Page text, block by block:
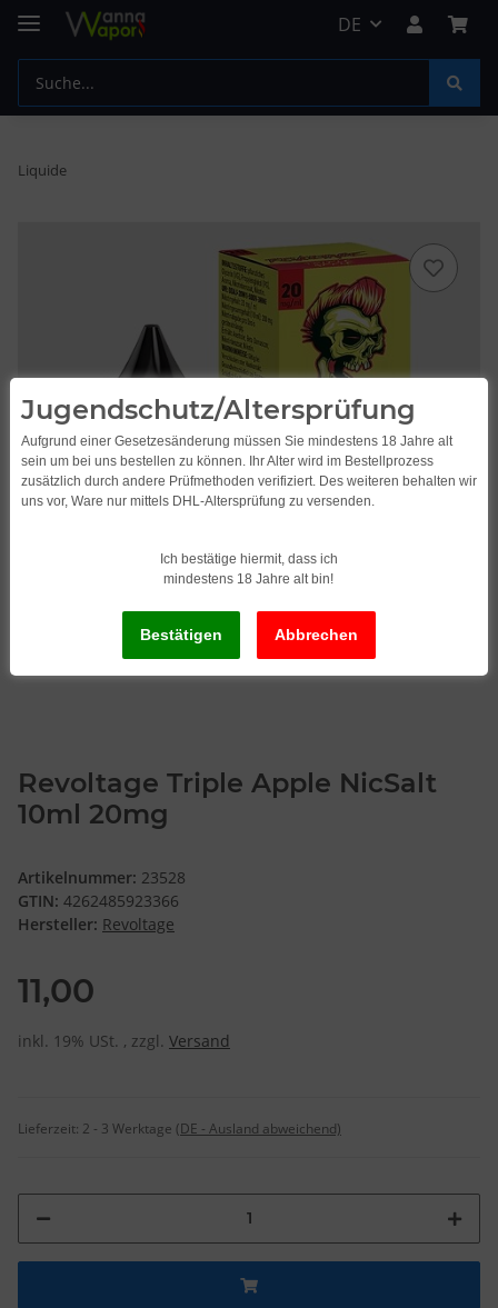
DE
Liquide
Revoltage Triple Apple NicSalt
10ml 20mg
Artikelnummer: 23528
GTIN: 4262485923366
Hersteller: Revoltage
11,00
inkl. 19% USt. , zzgl. Versand
Lieferzeit: 2 - 3 Werktage (DE - Ausland abweichend)
Jugendschutz/Altersprüfung
Aufgrund einer Gesetzesänderung müssen Sie mindestens 18 Jahre alt
sein um bei uns bestellen zu können. Ihr Alter wird im Bestellprozess
zusätzlich durch andere Prüfmethoden verifiziert. Des weiteren behalten wir
uns vor, Ware nur mittels DHL-Altersprüfung zu versenden.
Ich bestätige hiermit, dass ich
mindestens 18 Jahre alt bin!